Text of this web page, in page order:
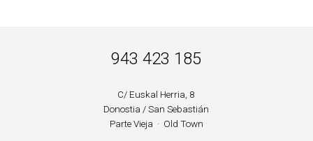
943 423 185
C/ Euskal Herria, 8
Donostia / San Sebastián
Parte Vieja · Old Town